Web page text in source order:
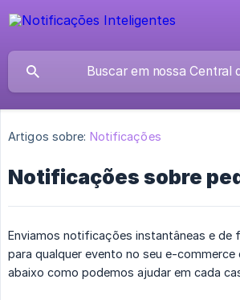
Artigos sobre: Notificações
Notificações sobre
Enviamos notificações instantâneas e de
para qualquer evento no seu e-
abaixo como podemos ajudar em cada